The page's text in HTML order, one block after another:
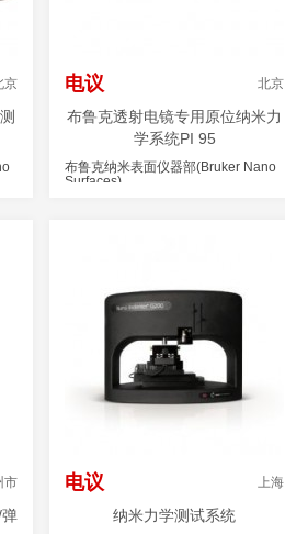
京 电议 北京
布鲁克透射电镜专用原位纳米力
学系统PI 95
布鲁克纳米表面仪器部(Bruker Nano
Surfaces)
市 电议 上海
纳米力学测试系统